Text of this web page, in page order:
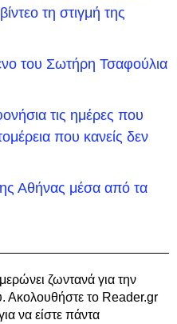
τη στιγμή της
του Σωτήρη Τσαφούλια
τις ημέρες που
που κανείς δεν
Αθήνας μέσα από τα
ζωντανά για την
Ακολουθήστε το Reader.gr
να είστε πάντα